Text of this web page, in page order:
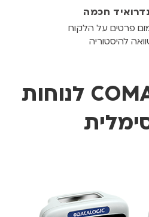
חכמה
פרטים על הלקוח
להיסטוריה
מסופוני COMAX לנוחות